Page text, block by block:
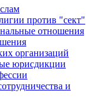
против "сект"
отношения
организаций
юрисдикции
и